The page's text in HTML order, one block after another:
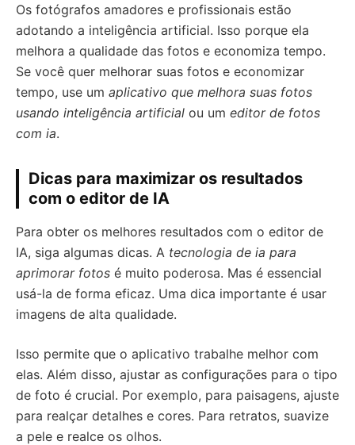
Os fotógrafos amadores e profissionais estão
adotando a inteligência artificial. Isso porque ela
melhora a qualidade das fotos e economiza tempo.
Se você quer melhorar suas fotos e economizar
tempo, use um aplicativo que melhora suas fotos
usando inteligência artificial ou um editor de fotos
com ia.
Dicas para maximizar os resultados
com o editor de IA
Para obter os melhores resultados com o editor de
IA, siga algumas dicas. A tecnologia de ia para
aprimorar fotos é muito poderosa. Mas é essencial
usá-la de forma eficaz. Uma dica importante é usar
imagens de alta qualidade.
Isso permite que o aplicativo trabalhe melhor com
elas. Além disso, ajustar as configurações para o tipo
de foto é crucial. Por exemplo, para paisagens, ajuste
para realçar detalhes e cores. Para retratos, suavize
a pele e realce os olhos.